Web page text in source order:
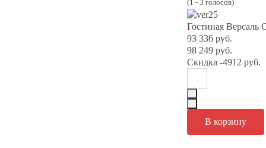
(1 - 3 голосов)
Гостиная
93 336 руб.
98 249 руб.
Скидка -4912 руб.